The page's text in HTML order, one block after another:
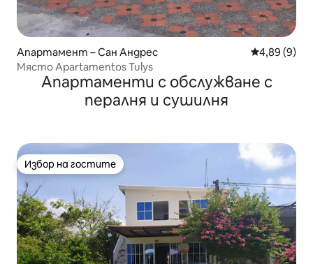
Апартамент – Сан Андрес Средна
4,89 (9)
Място Apartamentos Tulys
Апартаменти с обслужване с
пералня и сушилня
Избор на гостите
Избор на гостите